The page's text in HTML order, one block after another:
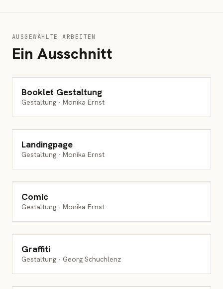
AUSGEWÄHLTE ARBEITEN
Ein Ausschnitt
PUBLIKATION
Booklet Gestaltung
Gestaltung · Monika Ernst
WEB & DIGITAL
Landingpage
Gestaltung · Monika Ernst
PUBLIKATION
Comic
Gestaltung · Monika Ernst
WANDGESTALTUNG
Graffiti
Gestaltung · Georg Schuchlenz